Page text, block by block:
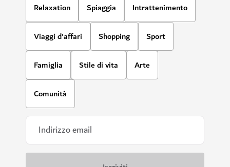
Relaxation Spiaggia Intrattenimento
Viaggi d'affari Shopping Sport
Famiglia Stile di vita Arte
Comunità